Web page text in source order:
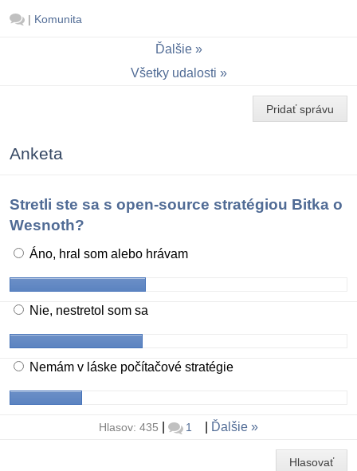
| Komunita
Ďalšie
Všetky udalosti
Pridať správu
Anketa
Stretli ste sa s open-source stratégiou Bitka o
Wesnoth?
Áno, hral som alebo hrávam
Nie, nestretol som sa
Nemám v láske počítačové stratégie
Hlasov: 435 1 Ďalšie
Hlasovať